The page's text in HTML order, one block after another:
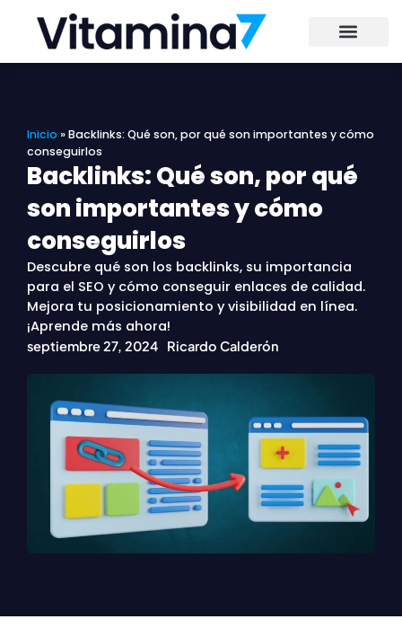
contenido
Inicio »Backlinks: Qué son, por qué son importantes y cómo
conseguirlos
Backlinks: Qué son, por qué
son importantes y cómo
conseguirlos
Descubre qué son los backlinks, su importancia
para el SEO y cómo conseguir enlaces de calidad.
Mejora tu posicionamiento y visibilidad en línea.
¡Aprende más ahora!
septiembre 27, 2024 Ricardo Calderón